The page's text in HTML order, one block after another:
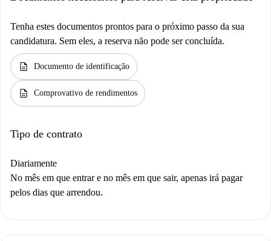
Tenha estes documentos prontos para o próximo passo da sua
candidatura. Sem eles, a reserva não pode ser concluída.
description Documento de identificação
description Comprovativo de rendimentos
Tipo de contrato
Diariamente
No mês em que entrar e no mês em que sair, apenas irá pagar
pelos dias que arrendou.